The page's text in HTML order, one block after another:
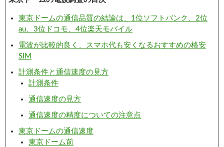
東京ドームの通信品質の結論は、1位ソフトバンク、2位
au、3位ドコモ、4位楽天モバイル
電波が比較的良く、スマホ代も安くなるおすすめの格安
SIM
計測条件と通信速度の見方
計測条件
通信速度の見方
通信速度の精度についての注意点
東京ドームの通信速度
東京ドーム前